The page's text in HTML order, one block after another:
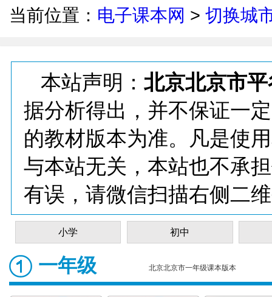
当前位置： 电子课本网 > 切换城
本站声明： 北京北京市
据分析得出，并不保证一
的教材版本为准。凡是使
与本站无关，本站也不承
有误，请微信扫描右侧二
小学 初中
一年级 北京北京市一年级课本版本